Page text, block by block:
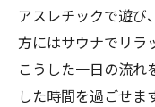
アスレチックで遊び
方にはサウナでリラ
こうした一日の流れ
した時間を過ごせま